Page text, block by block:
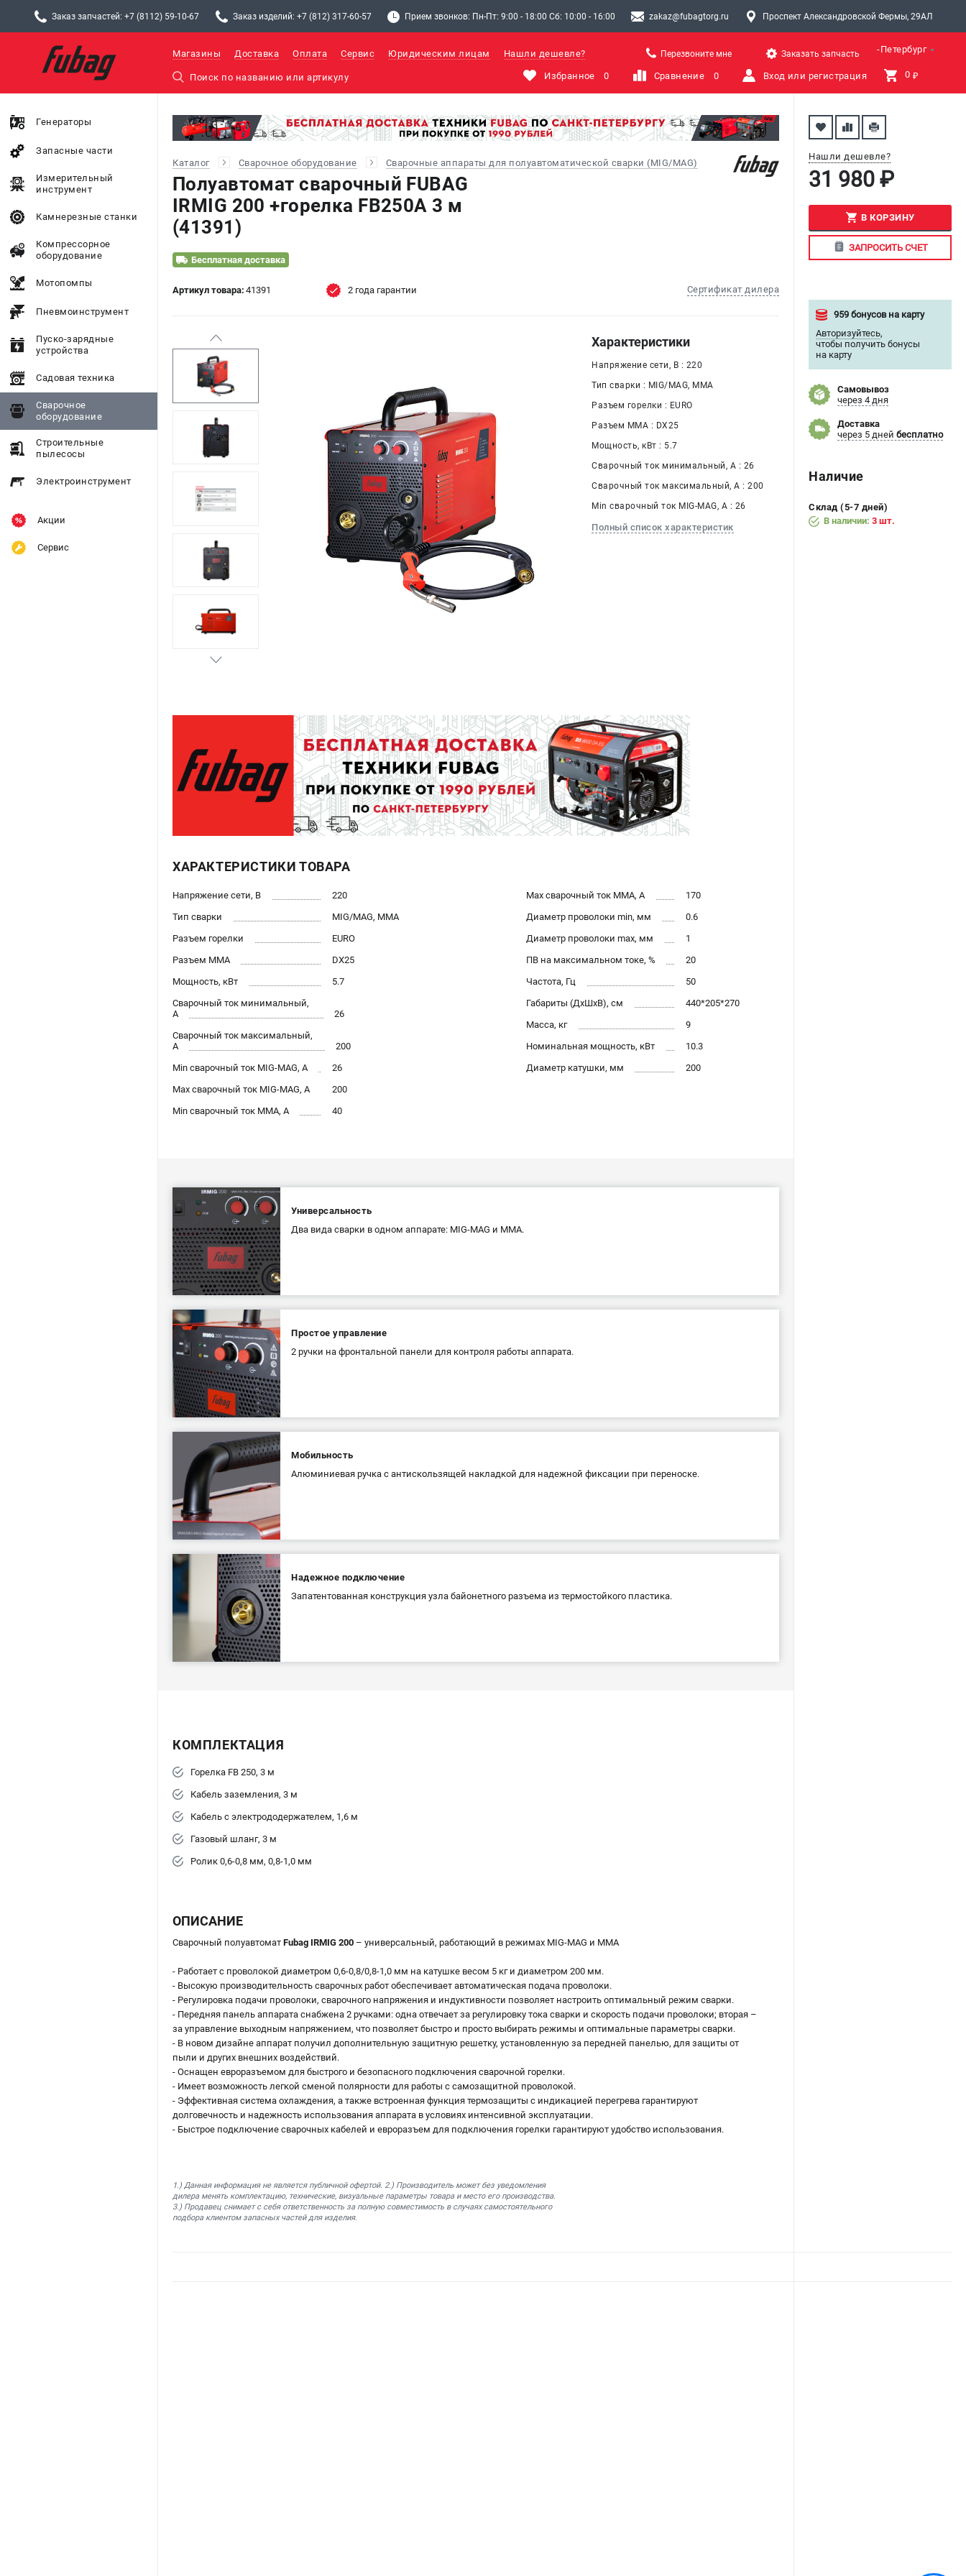
Заказ запчастей: +7 (8112) 59-10-67 Заказ изделий: +7 (812) 317-60-57 Прием звонков: Пн-Пт: 9:00 - 18:00 Сб: 10:00 - 16:00 zakaz@fubagtorg.ru Проспект Александровской Фермы, 29АЛ
Санкт-Петербург
Магазины Доставка Оплата Сервис Юридическим лицам Нашли дешевле? Перезвоните мне Заказать запчасть
Избранное 0 Сравнение 0 Вход или регистрация 0 ₽
Генераторы
Запасные части
Измерительный
инструмент
Камнерезные станки
Компрессорное
оборудование
Мотопомпы
Пневмоинструмент
Пуско-зарядные
устройства
Садовая техника
Сварочное
оборудование
Строительные
пылесосы
Электроинструмент
Акции
Сервис
Каталог Сварочное оборудование Сварочные аппараты для полуавтоматической сварки (MIG/MAG)
Полуавтомат сварочный FUBAG
IRMIG 200 +горелка FB250A 3 м
(41391)
Бесплатная доставка
Артикул товара: 41391 Сертификат дилера
2 года гарантии
Нашли дешевле?
31 980 ₽
В КОРЗИНУ
ЗАПРОСИТЬ СЧЕТ
959 бонусов на карту
Авторизуйтесь,
чтобы получить бонусы
на карту
Самовывоз
через 4 дня
Доставка
через 5 дней бесплатно
Наличие
Склад (5-7 дней)
В наличии: 3 шт.
Характеристики
Напряжение сети, В : 220
Тип сварки : MIG/MAG, MMA
Разъем горелки : EURO
Разъем ММА : DX25
Мощность, кВт : 5.7
Сварочный ток минимальный, А : 26
Сварочный ток максимальный, А : 200
Min сварочный ток MIG-MAG, А : 26
Полный список характеристик
ХАРАКТЕРИСТИКИ ТОВАРА
Напряжение сети, В
220
Тип сварки
MIG/MAG, MMA
Разъем горелки
EURO
Разъем ММА
DX25
Мощность, кВт
5.7
Сварочный ток минимальный,
А
26
Сварочный ток максимальный,
А
200
Min сварочный ток MIG-MAG, А
26
Max сварочный ток MIG-MAG, А
200
Min сварочный ток ММА, А
40
Max сварочный ток ММА, А
170
Диаметр проволоки min, мм
0.6
Диаметр проволоки max, мм
1
ПВ на максимальном токе, %
20
Частота, Гц
50
Габариты (ДхШхВ), см
440*205*270
Масса, кг
9
Номинальная мощность, кВт
10.3
Диаметр катушки, мм
200
Универсальность
Два вида сварки в одном аппарате: MIG-MAG и MMA.
Простое управление
2 ручки на фронтальной панели для контроля работы аппарата.
Мобильность
Алюминиевая ручка с антискользящей накладкой для надежной фиксации при переноске.
Надежное подключение
Запатентованная конструкция узла байонетного разъема из термостойкого пластика.
КОМПЛЕКТАЦИЯ
Горелка FB 250, 3 м
Кабель заземления, 3 м
Кабель с электрододержателем, 1,6 м
Газовый шланг, 3 м
Ролик 0,6-0,8 мм, 0,8-1,0 мм
ОПИСАНИЕ
Сварочный полуавтомат Fubag IRMIG 200 – универсальный, работающий в режимах MIG-MAG и MMA
- Работает с проволокой диаметром 0,6-0,8/0,8-1,0 мм на катушке весом 5 кг и диаметром 200 мм.
- Высокую производительность сварочных работ обеспечивает автоматическая подача проволоки.
- Регулировка подачи проволоки, сварочного напряжения и индуктивности позволяет настроить оптимальный режим сварки.
- Передняя панель аппарата снабжена 2 ручками: одна отвечает за регулировку тока сварки и скорость подачи проволоки; вторая –
за управление выходным напряжением, что позволяет быстро и просто выбирать режимы и оптимальные параметры сварки.
- В новом дизайне аппарат получил дополнительную защитную решетку, установленную за передней панелью, для защиты от
пыли и других внешних воздействий.
- Оснащен евроразъемом для быстрого и безопасного подключения сварочной горелки.
- Имеет возможность легкой сменой полярности для работы с самозащитной проволокой.
- Эффективная система охлаждения, а также встроенная функция термозащиты с индикацией перегрева гарантируют
долговечность и надежность использования аппарата в условиях интенсивной эксплуатации.
- Быстрое подключение сварочных кабелей и евроразъем для подключения горелки гарантируют удобство использования.
1.) Данная информация не является публичной офертой. 2.) Производитель может без уведомления
дилера менять комплектацию, технические, визуальные параметры товара и место его производства.
3.) Продавец снимает с себя ответственность за полную совместимость в случаях самостоятельного
подбора клиентом запасных частей для изделия.